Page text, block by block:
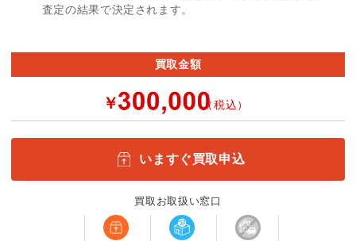
査定の結果で決定されます。
買取金額
￥ （税込）
いますぐ買取申込
買取お取扱い窓口